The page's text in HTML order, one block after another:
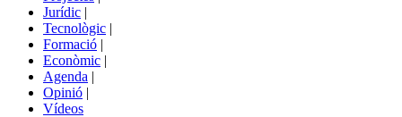
Jurídic |
Tecnològic |
Formació |
Econòmic |
Agenda |
Opinió |
Vídeos